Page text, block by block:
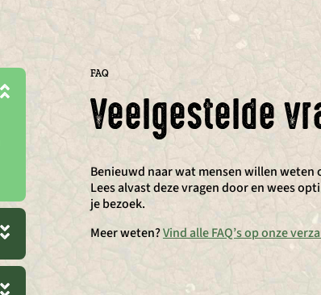
FAQ
Veelgestelde
Benieuwd naar wat mensen willen weten
Lees alvast deze vragen door en wees
je bezoek.
Meer weten?Vind alle FAQ’s op onze